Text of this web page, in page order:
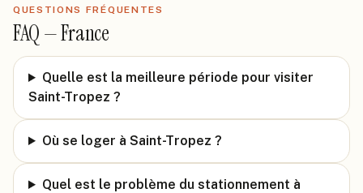
QUESTIONS FRÉQUENTES
FAQ —France
Quelle est la meilleure période pour visiter
Saint-Tropez ?
Où se loger à Saint-Tropez ?
Quel est le problème du stationnement à